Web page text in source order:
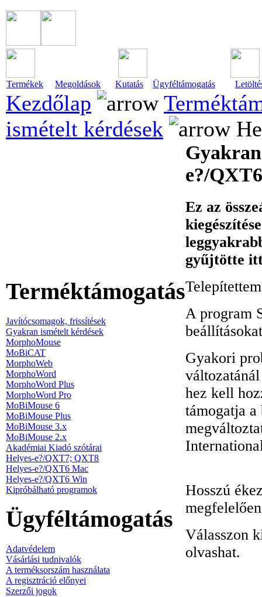
Termékek Megoldások Kutatás Ügyféltámogatás
Kezdőlap
ismételt kérdések
Terméktámogatás
Javítócsomagok, frissítések
Gyakran ismételt kérdések
MorphoMouse
MoBiCAT
MorphoWeb
MorphoWord
MorphoWord Plus
MorphoWord Pro
MoBiMouse 6
MoBiMouse Plus
MoBiMouse 3.x
MoBiMouse 2.x
Akadémiai Kiadó szótárai
Helyes-e?/QXT7; QXT8
Helyes-e?/QXT6 Mac
Helyes-e?/QXT6 Win
Kipróbálható programok
Ügyféltámogatás
Adatvédelem
Vásárlási tudnivalók
A terméksorszám használata
A regisztráció előnyei
Szerzői jogok
e?/
Ez az
gyűjtötte itt
A program
Gyakori
hez kell
támogatja
Hosszú
Válasszon
olvashat.